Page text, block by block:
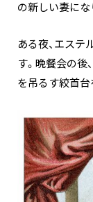
の新しい妻にな
ある夜、エス
す。晩餐会の後
を吊るす絞首台